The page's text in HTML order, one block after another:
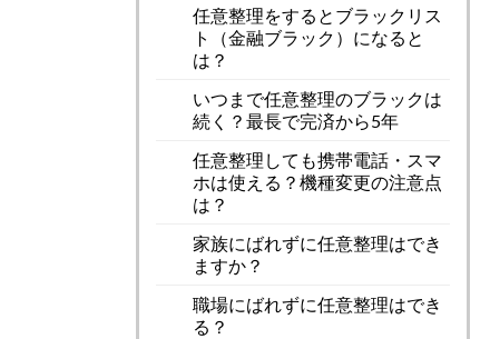
任意整理をするとブラックリス
ト（金融ブラック）になると
は？
いつまで任意整理のブラックは
続く？最長で完済から5年
任意整理しても携帯電話・スマ
ホは使える？機種変更の注意点
は？
家族にばれずに任意整理はでき
ますか？
職場にばれずに任意整理はでき
る？